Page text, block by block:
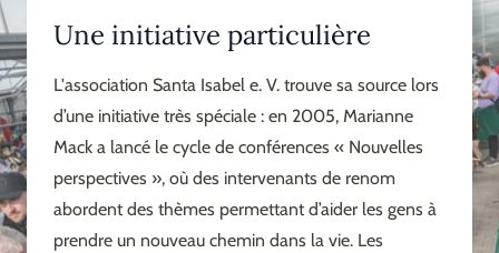
Une initiative particulière
L'association Santa Isabel e. V. trouve sa source lors
d’une initiative très spéciale : en 2005, Marianne
Mack a lancé le cycle de conférences « Nouvelles
perspectives », où des intervenants de renom
abordent des thèmes permettant d’aider les gens à
prendre un nouveau chemin dans la vie. Les